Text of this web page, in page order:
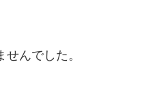
んでした。